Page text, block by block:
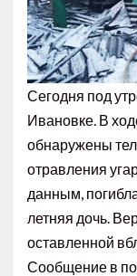
Сегодня под
Ивановке. В
обнаружены
отравления
данным,
летняя дочь.
оставленной
Сообщение в